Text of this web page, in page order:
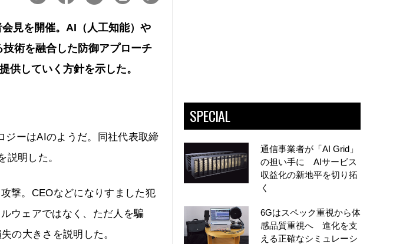
見を開催。AI（人工知能）や
術を融合した防御アプローチ
供していく方針を示した。
ジーはAIのようだ。同社代表取締
明した。
撃。CEOなどになりすました犯
ウェアではなく、ただ人を騙
の大きさを説明した。
SPECIAL
通信事業者が「AI Grid」
の担い手に AIサービス
収益化の新地平を切り拓
く
6Gはスペック重視から体
感品質重視へ 進化を支
える正確なシミュレーシ